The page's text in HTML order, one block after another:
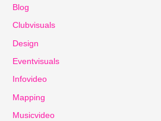
Blog
Clubvisuals
Design
Eventvisuals
Infovideo
Mapping
Musicvideo